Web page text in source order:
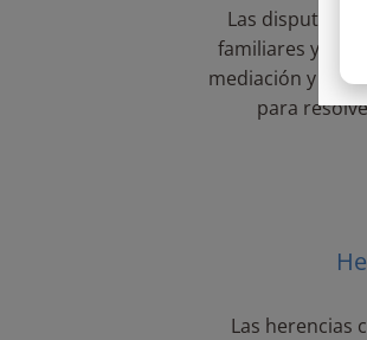
Las disputas
familiares y
mediación y el
para
Las herencias